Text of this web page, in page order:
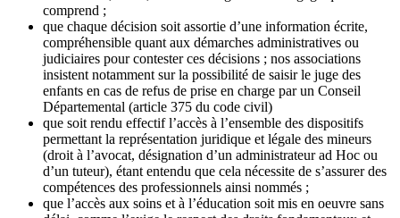
comprend ;
que chaque décision soit assortie d’une information écrite,
compréhensible quant aux démarches administratives ou
judiciaires pour contester ces décisions ; nos associations
insistent notamment sur la possibilité de saisir le juge des
enfants en cas de refus de prise en charge par un Conseil
Départemental (article 375 du code civil)
que soit rendu effectif l’accès à l’ensemble des dispositifs
permettant la représentation juridique et légale des mineurs
(droit à l’avocat, désignation d’un administrateur ad Hoc ou
d’un tuteur), étant entendu que cela nécessite de s’assurer des
compétences des professionnels ainsi nommés ;
que l’accès aux soins et à l’éducation soit mis en oeuvre sans